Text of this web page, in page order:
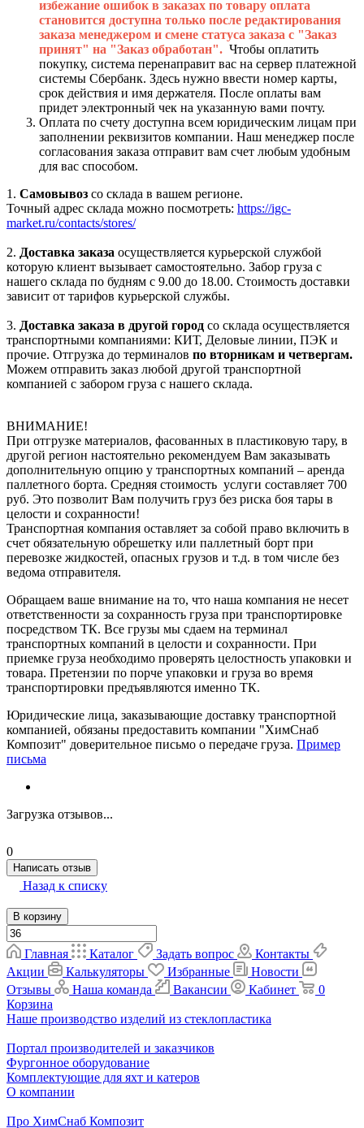
избежание ошибок в заказах по товару оплата
становится доступна только после редактирования
заказа менеджером и смене статуса заказа с "Заказ
принят" на "Заказ обработан". Чтобы оплатить
покупку, система перенаправит вас на сервер платежной
системы Сбербанк. Здесь нужно ввести номер карты,
срок действия и имя держателя. После оплаты вам
придет электронный чек на указанную вами почту.
Оплата по счету доступна всем юридическим лицам при
заполнении реквизитов компании. Наш менеджер после
согласования заказа отправит вам счет любым удобным
для вас способом.
1. Самовывоз со склада в вашем регионе.
Точный адрес склада можно посмотреть: https://igc-
market.ru/contacts/stores/
2. Доставка заказа осуществляется курьерской службой
которую клиент вызывает самостоятельно. Забор груза с
нашего склада по будням с 9.00 до 18.00. Стоимость доставки
зависит от тарифов курьерской службы.
3. Доставка заказа в другой город со склада осуществляется
транспортными компаниями: КИТ, Деловые линии, ПЭК и
прочие. Отгрузка до терминалов по вторникам и четвергам.
Можем отправить заказ любой другой транспортной
компанией с забором груза с нашего склада.
ВНИМАНИЕ!
При отгрузке материалов, фасованных в пластиковую тару, в
другой регион настоятельно рекомендуем Вам заказывать
дополнительную опцию у транспортных компаний – аренда
паллетного борта. Средняя стоимость услуги составляет 700
руб. Это позволит Вам получить груз без риска боя тары в
целости и сохранности!
Транспортная компания оставляет за собой право включить в
счет обязательную обрешетку или паллетный борт при
перевозке жидкостей, опасных грузов и т.д. в том числе без
ведома отправителя.
Обращаем ваше внимание на то, что наша компания не несет
ответственности за сохранность груза при транспортировке
посредством ТК. Все грузы мы сдаем на терминал
транспортных компаний в целости и сохранности. При
приемке груза необходимо проверять целостность упаковки и
товара. Претензии по порче упаковки и груза во время
транспортировки предъявляются именно ТК.
Юридические лица, заказывающие доставку транспортной
компанией, обязаны предоставить компании "ХимСнаб
Композит" доверительное письмо о передаче груза. Пример
письма
Загрузка отзывов...
0
Написать отзыв
Назад к списку
В корзину
Главная Каталог Задать вопрос
Контакты
Акции
Калькуляторы Избранные
Новости
Отзывы
Наша команда Вакансии Кабинет
0
Корзина
Наше производство изделий из стеклопластика
Портал производителей и заказчиков
Фургонное оборудование
Комплектующие для яхт и катеров
О компании
Про ХимСнаб Композит